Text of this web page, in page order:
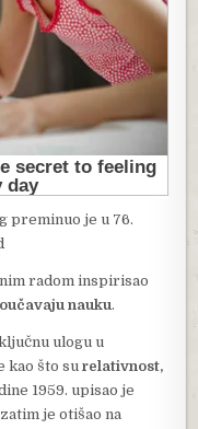
preminuo je u 76.
radom inspirisao
nauku.
ulogu u
kao što surelativnost,
1959. upisao je
je otišao na